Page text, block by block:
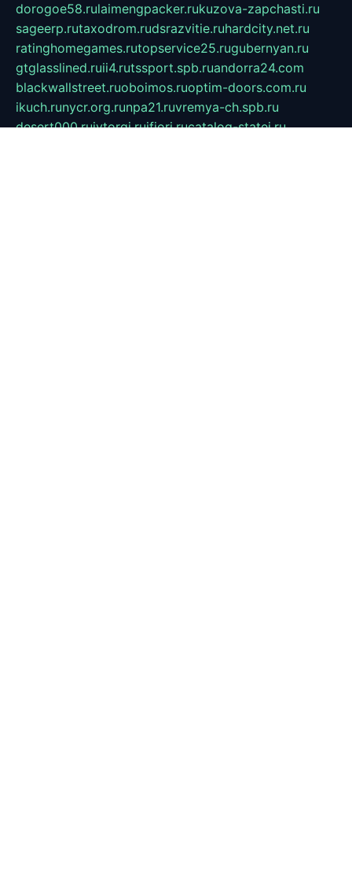
dorogoe58.rulaimengpacker.rukuzova-zapchasti.ru
sageerp.rutaxodrom.rudsrazvitie.ruhardcity.net.ru
ratinghomegames.rutopservice25.rugubernyan.ru
gtglasslined.ruii4.rutssport.spb.ruandorra24.com
blackwallstreet.ruoboimos.ruoptim-doors.com.ru
ikuch.runycr.org.runpa21.ruvremya-ch.spb.ru
desert000.ruivtorgi.ruifiori.rucatalog-statei.ru